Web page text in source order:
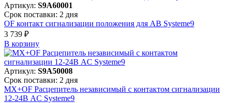
Артикул: S9A60001
Срок поставки: 2 дня
OF контакт сигнализации положения для АВ Systeme9
3 739 ₽
В корзинy
Артикул: S9A50008
Срок поставки: 2 дня
MX+OF Расцепитель независимый с контактом сигнализации
12-24В AC Systeme9